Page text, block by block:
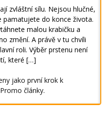
zvláštní sílu. Nejsou hlučné,
do konce života.
malou krabičku a
změní. A právě v tu chvíli
roli. Výběr prstenu není
které […]
jako první krok k
Promo články.